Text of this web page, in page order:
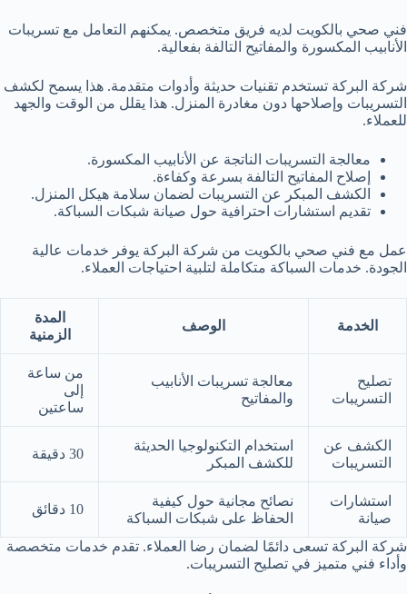
فني صحي بالكويت لديه فريق متخصص. يمكنهم التعامل مع تسريبات
الأنابيب المكسورة والمفاتيح التالفة بفعالية.
شركة البركة تستخدم تقنيات حديثة وأدوات متقدمة. هذا يسمح لكشف
التسريبات وإصلاحها دون مغادرة المنزل. هذا يقلل من الوقت والجهد
للعملاء.
معالجة التسريبات الناتجة عن الأنابيب المكسورة.
إصلاح المفاتيح التالفة بسرعة وكفاءة.
الكشف المبكر عن التسريبات لضمان سلامة هيكل المنزل.
تقديم استشارات احترافية حول صيانة شبكات السباكة.
عمل مع فني صحي بالكويت من شركة البركة يوفر خدمات عالية
الجودة. خدمات السباكة متكاملة لتلبية احتياجات العملاء.
الخدمة الوصف
المدة
الزمنية
تصليح
التسريبات
معالجة تسريبات الأنابيب
والمفاتيح
من ساعة
إلى
ساعتين
الكشف عن
التسريبات
استخدام التكنولوجيا الحديثة
للكشف المبكر
30 دقيقة
استشارات
صيانة
نصائح مجانية حول كيفية
الحفاظ على شبكات السباكة
10 دقائق
شركة البركة تسعى دائمًا لضمان رضا العملاء. تقدم خدمات متخصصة
وأداء فني متميز في تصليح التسريبات.